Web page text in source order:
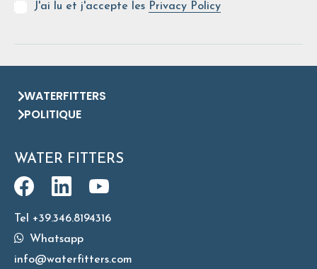
J'ai lu et j'accepte les Privacy Policy
WATERFITTERS
POLITIQUE
WATER FITTERS
Tel +39.346.8194316
Whatsapp
info@waterfitters.com